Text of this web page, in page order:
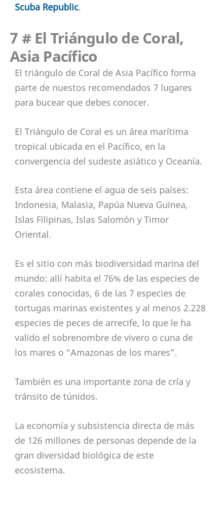
Scuba Republic.
7 # El Triángulo de Coral,
Asia Pacífico
El triángulo de Coral de Asia Pacífico forma
parte de nuestos recomendados 7 lugares
para bucear que debes conocer.
El Triángulo de Coral es un área marítima
tropical ubicada en el Pacífico, en la
convergencia del sudeste asiático y Oceanía.
Esta área contiene el agua de seis países:
Indonesia, Malasia, Papúa Nueva Guinea,
Islas Filipinas, Islas Salomón y Timor
Oriental.
Es el sitio con más biodiversidad marina del
mundo: allí habita el 76% de las especies de
corales conocidas, 6 de las 7 especies de
tortugas marinas existentes y al menos 2.228
especies de peces de arrecife, lo que le ha
valido el sobrenombre de vivero o cuna de
los mares o “Amazonas de los mares”.
También es una importante zona de cría y
tránsito de túnidos.
La economía y subsistencia directa de más
de 126 millones de personas depende de la
gran diversidad biológica de este
ecosistema.